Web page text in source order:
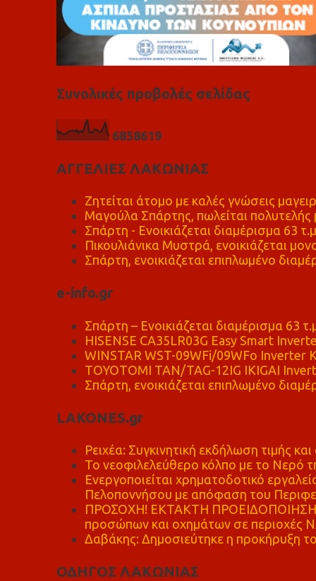
Συνολικές προβολές σελίδας
6858619
ΑΓΓΕΛΙΕΣ ΛΑΚΩΝΙΑΣ
Ζητείται άτομο με καλές γνώσεις
Μαγούλα Σπάρτης, πωλείται πολυτελής
Σπάρτη - Ενοικιάζεται διαμέρισμα 63 τ.μ
Πικουλιάνικα Μυστρά, ενοικιάζεται
Σπάρτη, ενοικιάζεται επιπλωμένο
e-info.gr
Σπάρτη – Ενοικιάζεται διαμέρισμα 63
HISENSE CA35LR03G Easy Smart
WINSTAR WST-09WFi/09WFo Inverter
TOYOTOMI TAN/TAG-12IG IKIGAI
Σπάρτη, ενοικιάζεται επιπλωμένο
LAKONES.gr
Ρειχέα: Συγκινητική εκδήλωση τιμής
Το νεοφιλελεύθερο κόλπο με το Νερό
Ενεργοποιείται χρηματοδοτικό
Πελοποννήσου με απόφαση του
ΠΡΟΣΟΧΗ! ΕΚΤΑΚΤΗ ΠΡΟΕΙΔΟΠΟΙΗΣΗ -
προσώπων και οχημάτων σε περιοχές
Δαβάκης: Δημοσιεύτηκε η προκήρυξη
ΟΔΗΓΟΣ ΛΑΚΩΝΙΑΣ